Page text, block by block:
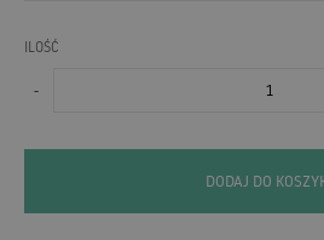
ILOŚĆ
-
DODAJ DO